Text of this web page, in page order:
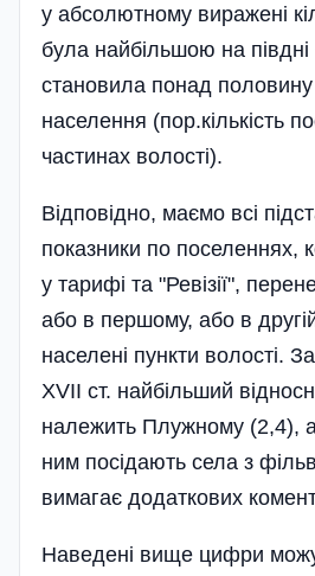
у абсолютному виражені
була найбільшою на
становила понад половину
населення (пор.кількість
частинах волості).
Відповідно, маємо всі
показники по поселеннях,
у тарифі та "Ревізії",
або в першому, або в другій
населені пункти волості.
XVII ст. найбільший
належить Плужному (2,4), а
ним посідають села з
вимагає додаткових
Наведені вище цифри